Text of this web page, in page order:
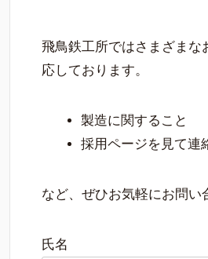
飛鳥鉄工所ではさまざまな
応しております。
製造に関すること
採用ページを見て連
など、ぜひお気軽にお問い
氏名